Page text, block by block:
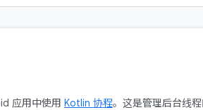
应用中使用 Kotlin 协程。这是管理后台线